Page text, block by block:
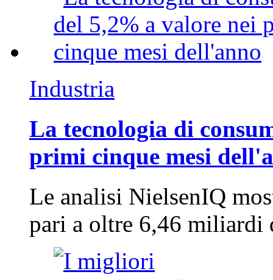
Industria
La tecnologia di
primi cinque mesi
Le analisi NielsenIQ
pari a oltre 6,46